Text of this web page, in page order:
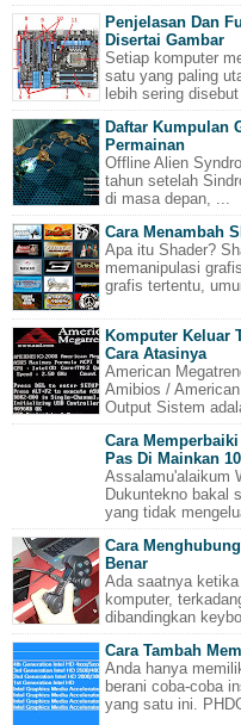
Penjelasan Dan
Disertai Gambar
Setiap komputer
satu yang paling
lebih sering
Daftar Kumpulan
Permainan
Offline Alien
tahun setelah
di masa depan, ...
Cara Menambah
Apa itu Shader?
memanipulasi
grafis tertentu,
Komputer Keluar
Cara Atasinya
American
Amibios /
Output Sistem
Cara
Pas Di Mainkan
Assalamu'alaikum
Dukuntekno bakal
yang tidak
Cara
Benar
Ada saatnya
komputer,
dibandingkan
Cara Tambah
Anda hanya
berani coba-coba
yang satu ini.